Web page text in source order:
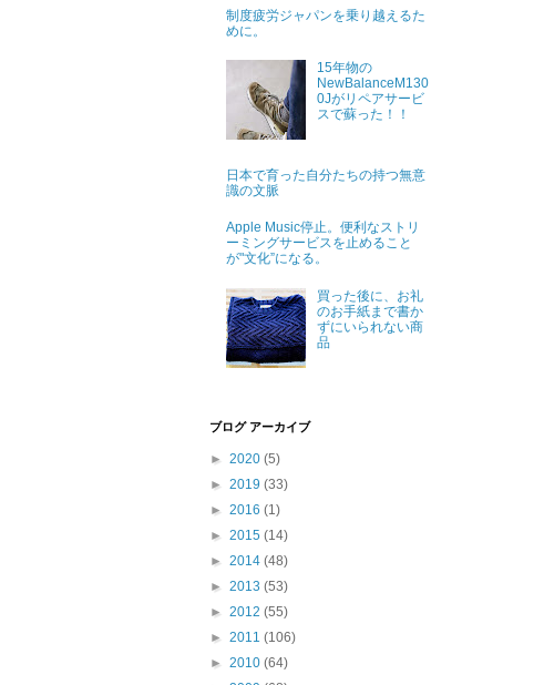
制度疲労ジャパンを乗り越えるた
めに。
15年物の
NewBalanceM130
0Jがリペアサービ
スで蘇った！！
日本で育った自分たちの持つ無意
識の文脈
Apple Music停止。便利なストリ
ーミングサービスを止めること
が"文化”になる。
買った後に、お礼
のお手紙まで書か
ずにいられない商
品
ブログ アーカイブ
► 2020 (5)
► 2019 (33)
► 2016 (1)
► 2015 (14)
► 2014 (48)
► 2013 (53)
► 2012 (55)
► 2011 (106)
► 2010 (64)